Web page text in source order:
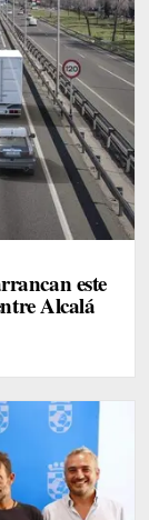
este
Alcalá